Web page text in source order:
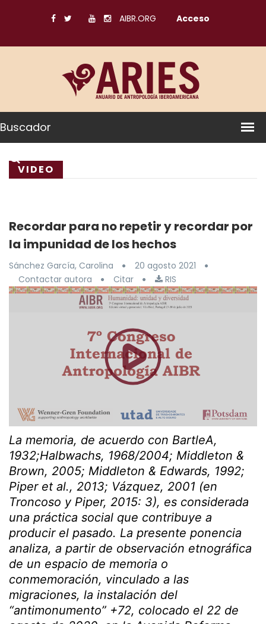
AIBR.ORG Acceso
Buscador
VIDEO
Recordar para no repetir y recordar por
la impunidad de los hechos
Sánchez García, Carolina
20 agosto 2021
Contactar autora
Citar RIS
La memoria, de acuerdo con BartleA,
1932;Halbwachs, 1968/2004; Middleton &
Brown, 2005; Middleton & Edwards, 1992;
Piper et al., 2013; Vázquez, 2001 (en
Troncoso y Piper, 2015: 3), es considerada
una práctica social que contribuye a
producir el pasado. La presente ponencia
analiza, a partir de observación etnográfica
de un espacio de memoria o
conmemoración, vinculado a las
migraciones, la instalación del
“antimonumento” +72, colocado el 22 de